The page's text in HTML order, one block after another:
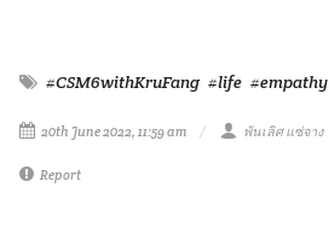
#CSM6withKruFang #life #empathy
20th June 2022, 11:59 am พันเลิศ แซ่จาง
Report